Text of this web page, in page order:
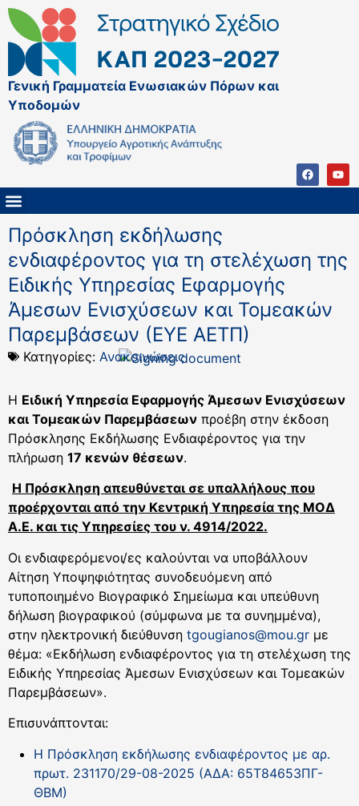
Γενική Γραμματεία Ενωσιακών Πόρων και
Υποδομών
Πρόσκληση εκδήλωσης
ενδιαφέροντος για τη στελέχωση της
Ειδικής Υπηρεσίας Εφαρμογής
Άμεσων Ενισχύσεων και Τομεακών
Παρεμβάσεων (ΕΥΕ ΑΕΤΠ)
Κατηγορίες: Ανακοινώσεις
Η Ειδική Υπηρεσία Εφαρμογής Άμεσων Ενισχύσεων
και Τομεακών Παρεμβάσεων προέβη στην έκδοση
Πρόσκλησης Εκδήλωσης Ενδιαφέροντος για την
πλήρωση 17 κενών θέσεων.
Η Πρόσκληση απευθύνεται σε υπαλλήλους που
προέρχονται από την Κεντρική Υπηρεσία της ΜΟΔ
Α.Ε. και τις Υπηρεσίες του ν. 4914/2022.
Οι ενδιαφερόμενοι/ες καλούνται να υποβάλλουν
Αίτηση Υποψηφιότητας συνοδευόμενη από
τυποποιημένο Βιογραφικό Σημείωμα και υπεύθυνη
δήλωση βιογραφικού (σύμφωνα με τα συνημμένα),
στην ηλεκτρονική διεύθυνση tgougianos@mou.gr με
θέμα: «Εκδήλωση ενδιαφέροντος για τη στελέχωση της
Ειδικής Υπηρεσίας Άμεσων Ενισχύσεων και Τομεακών
Παρεμβάσεων».
Επισυνάπτονται:
Η Πρόσκληση εκδήλωσης ενδιαφέροντος με αρ.
πρωτ. 231170/29-08-2025 (ΑΔΑ: 65Τ84653ΠΓ-
ΘΒΜ)